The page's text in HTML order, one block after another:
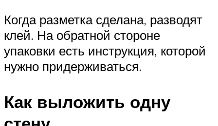
Когда разметка сделана, разводят
клей. На обратной стороне
упаковки есть инструкция, которой
нужно придерживаться.
Как выложить одну